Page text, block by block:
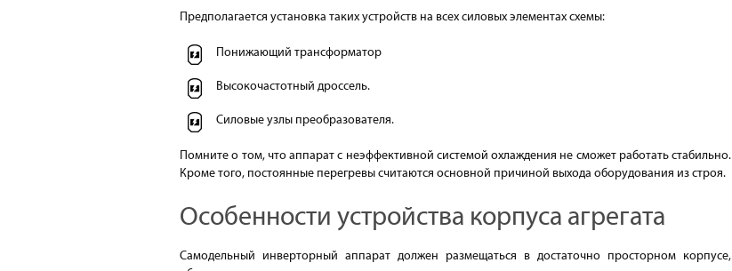
Предполагается установка таких устройств на всех силовых элементах схемы:
Понижающий трансформатор
Высокочастотный дроссель.
Силовые узлы преобразователя.
Помните о том, что аппарат с неэффективной системой охлаждения не сможет работать стабильно.
Кроме того, постоянные перегревы считаются основной причиной выхода оборудования из строя.
Особенности устройства корпуса агрегата
Самодельный инверторный аппарат должен размещаться в достаточно просторном корпусе,